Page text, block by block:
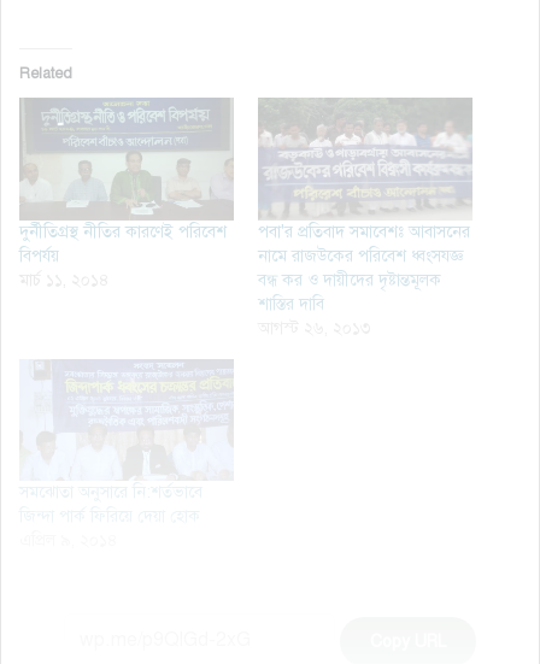
Related
দুর্নীতিগ্রস্থ নীতির কারণেই পরিবেশ
বিপর্যয়
পবা'র প্রতিবাদ সমাবেশঃ আবাসনের
নামে রাজউকের পরিবেশ ধ্বংসযজ্ঞ
বন্ধ কর ও দায়ীদের দৃষ্টান্তমূলক
শাস্তির দাবি